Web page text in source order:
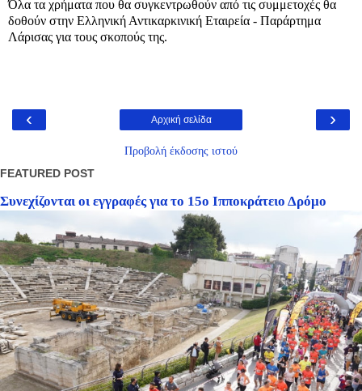
Όλα τα χρήματα που θα συγκεντρωθούν από τις συμμετοχές θα
δοθούν στην Ελληνική Αντικαρκινική Εταιρεία - Παράρτημα
Λάρισας για τους σκοπούς της.
‹ ›
Αρχική σελίδα
Προβολή έκδοσης ιστού
FEATURED POST
Συνεχίζονται οι εγγραφές για το 15ο Ιπποκράτειο Δρόμο